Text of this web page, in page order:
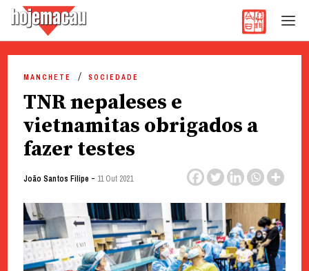
content
MANCHETE SOCIEDADE
TNR nepaleses e
vietnamitas obrigados a
fazer testes
João Santos Filipe - 11 Out 2021